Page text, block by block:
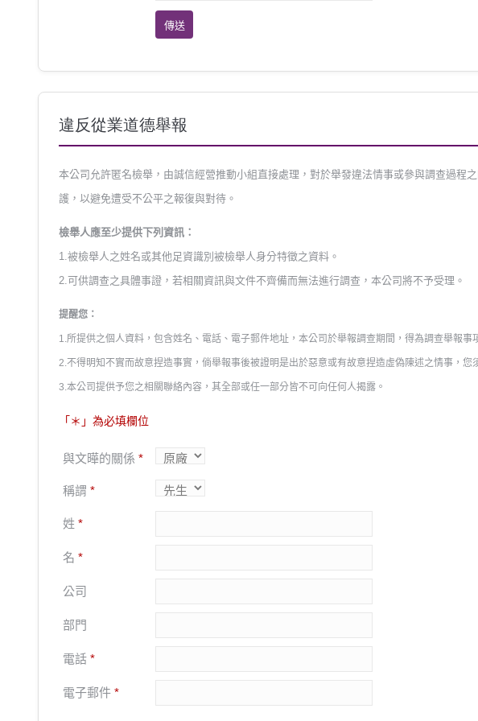
違反從業道德舉報
本公司允許匿名檢舉，由誠信經營推動小組直接處理，對於舉發違法情事或參與調查過程
護，以避免遭受不公平之報復與對待。
檢舉人應至少提供下列資訊：
1.被檢舉人之姓名或其他足資識別被檢舉人身分特徵之資料。
2.可供調查之具體事證，若相關資訊與文件不齊備而無法進行調查，本公司將不予受理。
提醒您：
1.所提供之個人資料，包含姓名、電話、電子郵件地址，本公司於舉報調查期間，得為調查舉報事
2.不得明知不實而故意捏造事實，倘舉報事後被證明是出於惡意或有故意捏造虛偽陳述之情事，您
3.本公司提供予您之相關聯絡內容，其全部或任一部分皆不可向任何人揭露。
「＊」為必填欄位
與文曄的關係 *
稱謂 *
姓 *
名 *
公司
部門
電話 *
電子郵件 *